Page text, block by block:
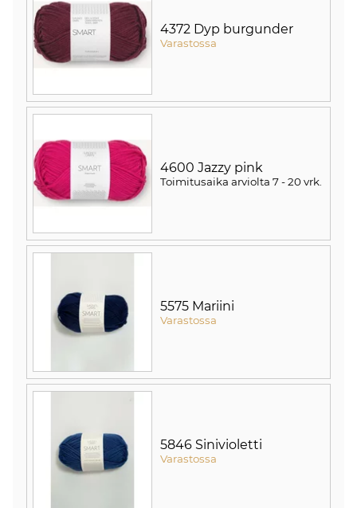
4372 Dyp burgunder
Varastossa
4600 Jazzy pink
Toimitusaika arviolta 7 - 20 vrk
5575 Mariini
Varastossa
5846 Sinivioletti
Varastossa